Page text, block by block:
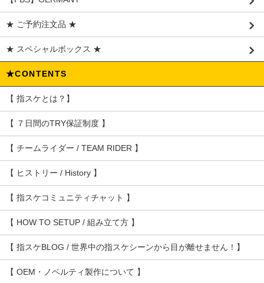
★ ご予約注文品 ★
★ スペシャルボックス ★
★CONTENTS
【 指スケとは？】
【 ７日間のTRY保証制度 】
【 チームライダー / TEAM RIDER 】
【 ヒストリー / History 】
【 指スケコミュニティチャット 】
【 HOW TO SETUP / 組み立て方 】
【 指スケBLOG / 世界中の指スケシーンから目が離せません！】
【 OEM・ノベルティ製作について 】